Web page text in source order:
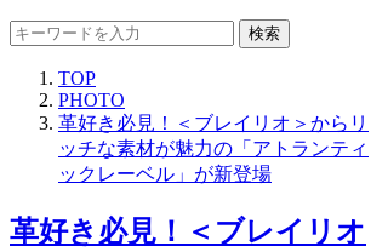
検索
TOP
PHOTO
革好き必見！＜ブレイリオ＞からリ
ッチな素材が魅力の「アトランティ
ックレーベル」が新登場
革好き必見！＜ブレイリオ